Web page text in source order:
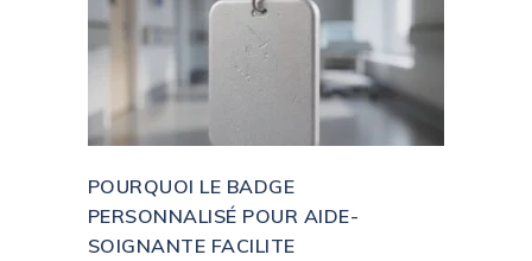
POURQUOI LE BADGE
PERSONNALISÉ POUR AIDE-
SOIGNANTE FACILITE